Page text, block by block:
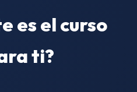
es el curso
ti?